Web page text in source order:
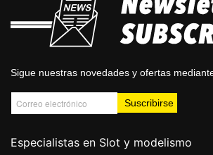
Sigue nuestras novedades y ofertas
Especialistas en Slot y modelismo